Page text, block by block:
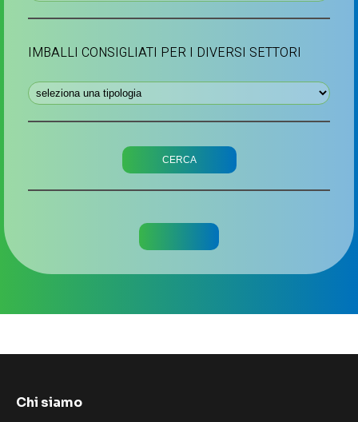
IMBALLI CONSIGLIATI PER I DIVERSI SETTORI
Chi siamo